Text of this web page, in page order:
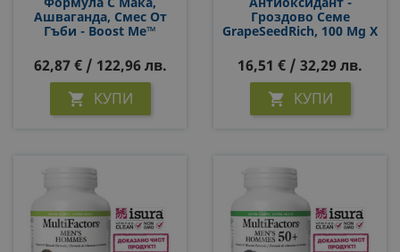
Ашваганда, Смес От
Гъби - Boost Me™
Earth & Sea Х 175 G
Прах/ 25 Дози
62,87 € / 122,96 лв.
 КУПИ
Гроздово Семе
GrapeSeedRich, 100 Mg Х
16,51 € / 32,29 лв.
 КУПИ